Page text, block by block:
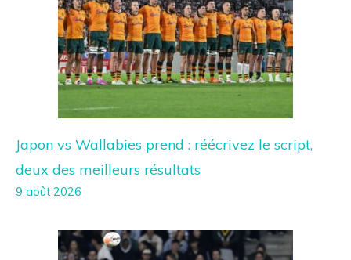
Japon vs Wallabies prend : réécrivez le script,
deux des meilleurs résultats
9 août 2026